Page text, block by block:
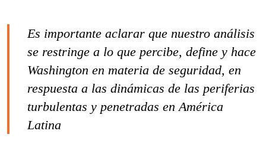
Es importante aclarar que nuestro análisis
se restringe a lo que percibe, define y hace
Washington en materia de seguridad, en
respuesta a las dinámicas de las periferias
turbulentas y penetradas en América
Latina